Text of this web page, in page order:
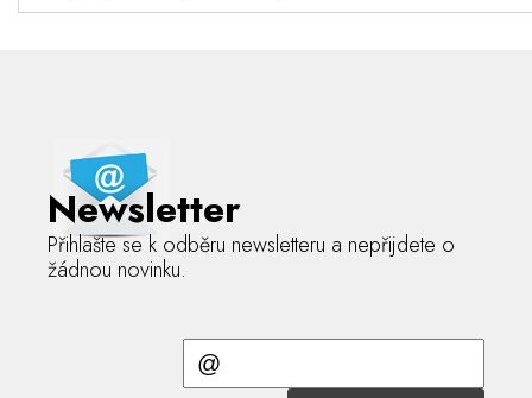
Newsletter
Přihlašte se k odběru newsletteru a nepřijdete o
žádnou novinku.